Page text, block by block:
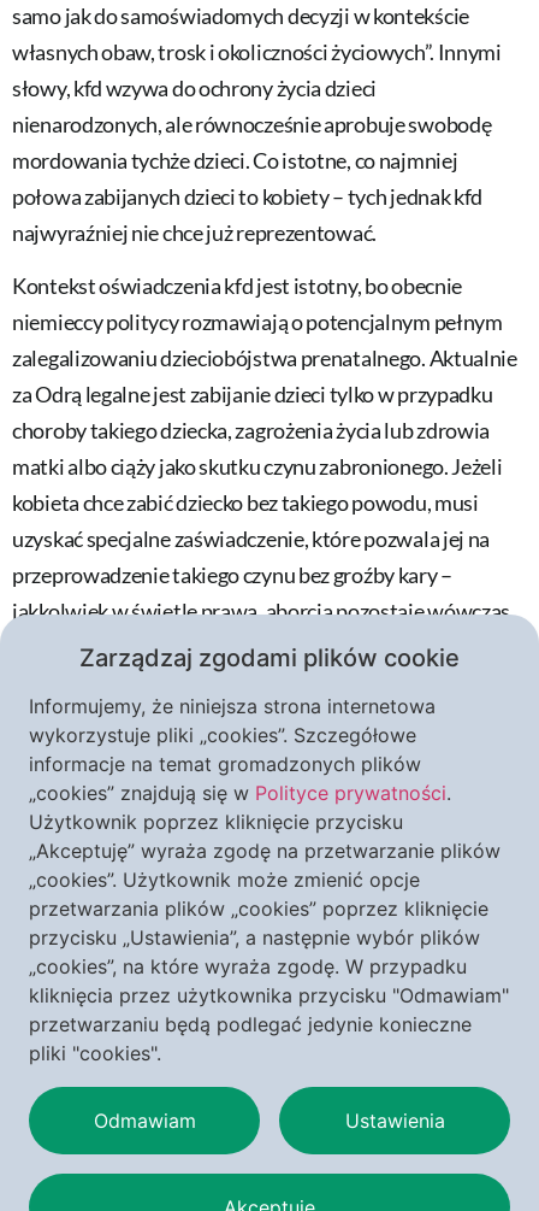
samo jak do samoświadomych decyzji w kontekście
własnych obaw, trosk i okoliczności życiowych”. Innymi
słowy, kfd wzywa do ochrony życia dzieci
nienarodzonych, ale równocześnie aprobuje swobodę
mordowania tychże dzieci. Co istotne, co najmniej
połowa zabijanych dzieci to kobiety – tych jednak kfd
najwyraźniej nie chce już reprezentować.
Kontekst oświadczenia kfd jest istotny, bo obecnie
niemieccy politycy rozmawiają o potencjalnym pełnym
zalegalizowaniu dzieciobójstwa prenatalnego. Aktualnie
za Odrą legalne jest zabijanie dzieci tylko w przypadku
choroby takiego dziecka, zagrożenia życia lub zdrowia
matki albo ciąży jako skutku czynu zabronionego. Jeżeli
kobieta chce zabić dziecko bez takiego powodu, musi
uzyskać specjalne zaświadczenie, które pozwala jej na
przeprowadzenie takiego czynu bez groźby kary –
jakkolwiek w świetle prawa, aborcja pozostaje wówczas
nielegalna.
Niemiecka lewica chciałaby to zmienić i pójść wzorem
Francuzów, którzy uznali zabijanie dzieci poczętych za
„prawo” kobiet. Inaczej niż w wielu innych krajach Europy,
w Niemczech głos Kościoła katolickiego ma społeczne
znaczenie. Dlatego stanowisko kfd jest skandaliczne, bo
może zostać wykorzystane jako argument na rzecz
legalizacji aborcji.
Niemieccy biskupi odrzucają takie postawienie sprawy,
stojąc po stronie całkowitego odrzucenia aborcji. Po
decyzji kfd, głos zabrał bp Heinz Josef Algermissen,
przewodniczącą ogólnokrajowej organizacji Akcja Prawo
do Życia dla Wszystkich, panią Kornelią Kaminski,
ogłosił, że stanowisko kfd „nie jest katolickie”.
Zarządzaj zgodami plików cookie
Informujemy, że niniejsza strona internetowa
wykorzystuje pliki „cookies”. Szczegółowe
informacje na temat gromadzonych plików
„cookies” znajdują się w Polityce prywatności.
Użytkownik poprzez kliknięcie przycisku
„Akceptuję” wyraża zgodę na przetwarzanie plików
„cookies”. Użytkownik może zmienić opcje
przetwarzania plików „cookies” poprzez kliknięcie
przycisku „Ustawienia”, a następnie wybór plików
„cookies”, na które wyraża zgodę. W przypadku
kliknięcia przez użytkownika przycisku "Odmawiam"
przetwarzaniu będą podlegać jedynie konieczne
pliki "cookies".
Odmawiam Ustawienia